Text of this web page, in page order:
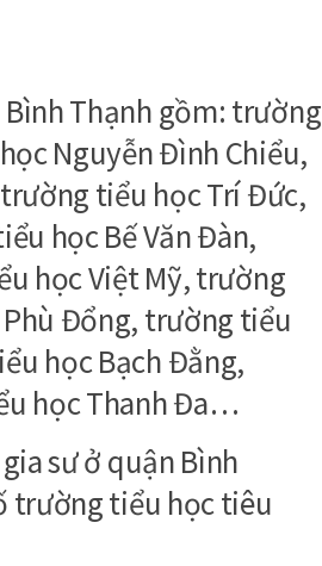
Bình Thạnh gồm: trường
Nguyễn Đình Chiểu,
tiểu học Trí Đức,
học Bế Văn Đàn,
học Việt Mỹ, trường
Đổng, trường tiểu
học Bạch Đằng,
học Thanh Đa…
sư ở quận Bình
trường tiểu học tiêu